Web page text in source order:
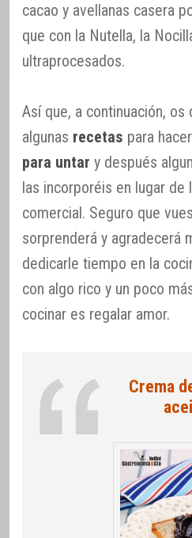
cacao y avellanas casera
que con la Nutella, la
ultraprocesados.
Así que, a continuación,
algunas recetas para hacer
para untar y después
las incorporéis en lugar de
comercial. Seguro que
sorprenderá y agradecerá
dedicarle tiempo en la
con algo rico y un poco
cocinar es regalar amor.
Crema